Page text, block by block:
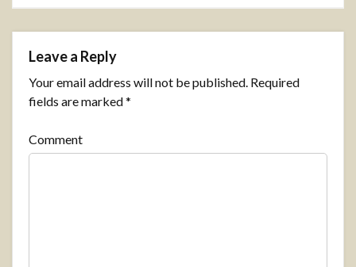
Leave a Reply
Your email address will not be published. Required
fields are marked*
Comment